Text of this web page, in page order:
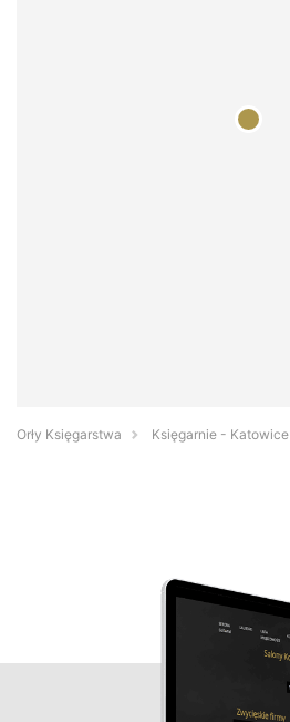
Orły Księgarstwa Księgarnie - Katowice